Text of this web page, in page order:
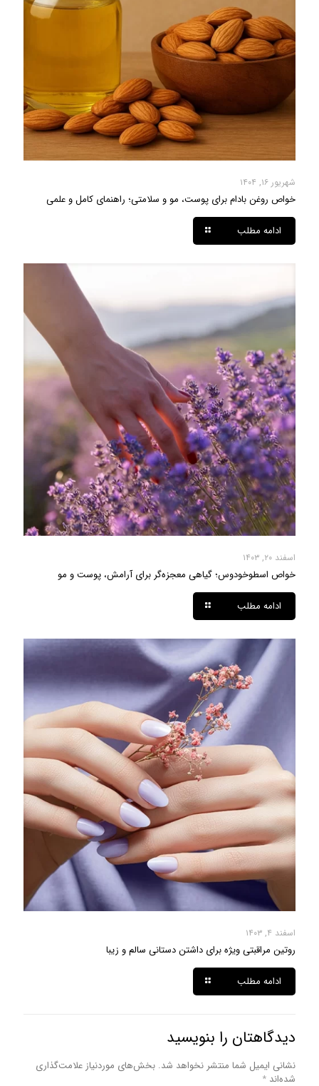
شهریور ۱۶, ۱۴۰۴
خواص روغن بادام برای پوست، مو و سلامتی؛ راهنمای کامل و علمی
ادامه مطلب
اسفند ۲۰, ۱۴۰۳
خواص اسطوخودوس؛ گیاهی معجزه‌گر برای آرامش، پوست و مو
ادامه مطلب
اسفند ۴, ۱۴۰۳
روتین مراقبتی ویژه برای داشتن دستانی سالم و زیبا
ادامه مطلب
دیدگاهتان را بنویسید
نشانی ایمیل شما منتشر نخواهد شد. بخش‌های موردنیاز علامت‌گذاری
شده‌اند *